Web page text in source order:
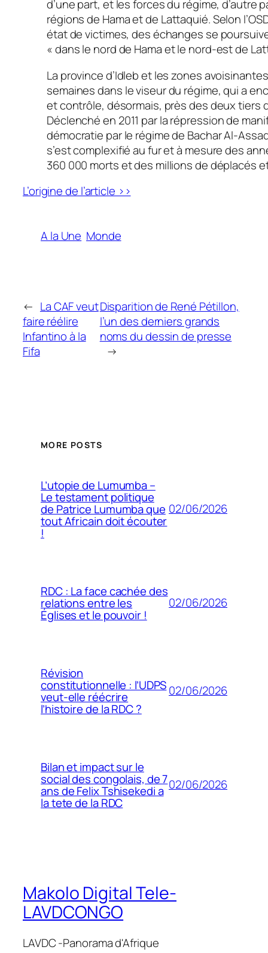
d’une part, et les forces du régime, d’autre
régions de Hama et de Lattaquié. Selon
état de victimes, des échanges se
« dans le nord de Hama et le nord-est de
La province d’Idleb et les zones
semaines dans le viseur du régime, qui a
et contrôle, désormais, près des deux tiers
Déclenché en 2011 par la répression de
démocratie par le régime de Bachar Al-
s’est complexifié au fur et à mesure des
360 000 morts et des millions de déplacés
L’origine de l’article >>
A la Une Monde
← La CAF veut
faire réélire
Infantino à la
Fifa
Disparition de René Pétillon,
l’un des derniers grands
noms du dessin de presse
→
MORE POSTS
L’utopie de Lumumba –
Le testament politique
de Patrice Lumumba que
tout Africain doit écouter
!
02/06/2026
RDC : La face cachée des
relations entre les
Églises et le pouvoir !
02/06/2026
Révision
constitutionnelle : l’UDPS
veut-elle réécrire
l’histoire de la RDC ?
02/06/2026
Bilan et impact sur le
social des congolais, de 7
ans de Felix Tshisekedi a
la tete de la RDC
02/06/2026
Makolo Digital Tele-
LAVDCONGO
LAVDC -Panorama d'Afrique